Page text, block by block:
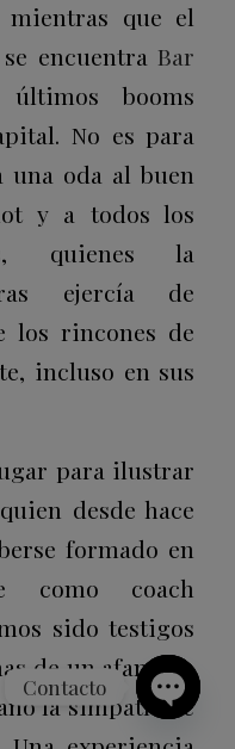
que el
encuentra Bar
booms
No es para
una oda al buen
y a todos los
quienes la
ejercía de
los rincones de
incluso en sus
para ilustrar
desde hace
formado en
como coach
sido testigos
de un afamado
la simpatía de
Contacto
chaty